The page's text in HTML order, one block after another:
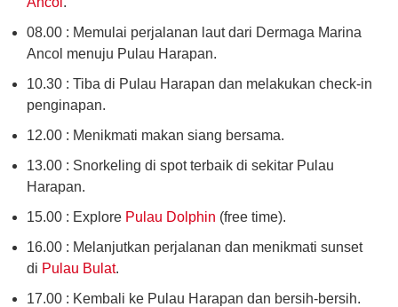
08.00 : Memulai perjalanan laut dari Dermaga Marina
Ancol menuju Pulau Harapan.
10.30 : Tiba di Pulau Harapan dan melakukan check-in
penginapan.
12.00 : Menikmati makan siang bersama.
13.00 : Snorkeling di spot terbaik di sekitar Pulau
Harapan.
15.00 : Explore Pulau Dolphin (free time).
16.00 : Melanjutkan perjalanan dan menikmati sunset
di Pulau Bulat.
17.00 : Kembali ke Pulau Harapan dan bersih-bersih.